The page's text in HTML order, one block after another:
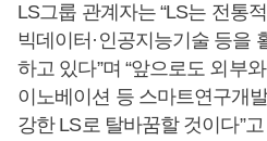
LS그룹 관계자는 “LS는 전통
빅데이터·인공지능기술 등을
하고 있다”며 “앞으로도 외부
이노베이션 등 스마트연구개
강한 LS로 탈바꿈할 것이다”